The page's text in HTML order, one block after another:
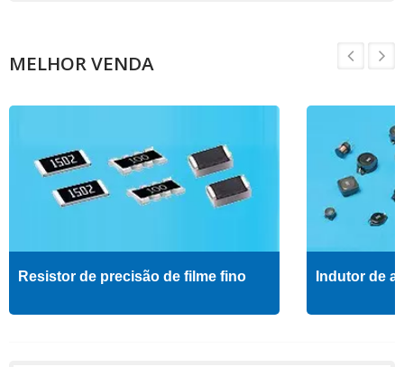
MELHOR VENDA
Resistor de precisão de filme fino Indutor de